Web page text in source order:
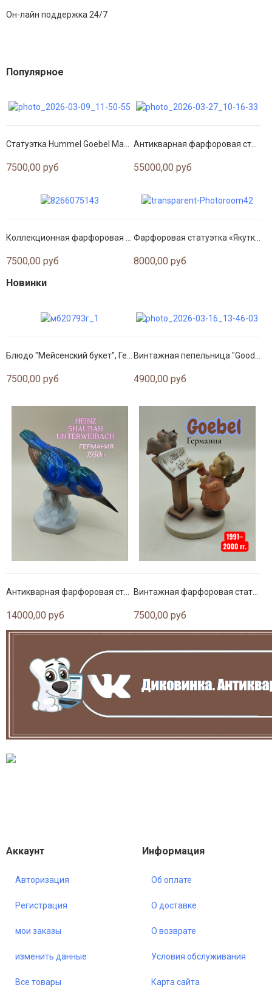
Он-лайн поддержка 24/7
Популярное
Статуэтка Hummel Goebel Мальчик с овечкой
7500,00 руб
Антикварная фарфоровая статуэтка «Пасторальный сюжет»
55000,00 руб
Коллекционная фарфоровая статуэтка «Sleepyhead» — Royal Doulton, 1996 г.
7500,00 руб
Фарфоровая статуэтка «Якутка с песцом» (Барановский ФЗ)
8000,00 руб
Новинки
7500,00 руб 4900,00 руб
14000,00 руб
Винтажная фарфоровая статуэтка Goebel Hummel «Птичий дуэт» (Bird Duet), 1997 год
7500,00 руб
Аккаунт
Авторизация
Регистрация
мои заказы
изменить данные
Все товары
Информация
Об оплате
О доставке
О возврате
Условия обслуживания
Карта сайта